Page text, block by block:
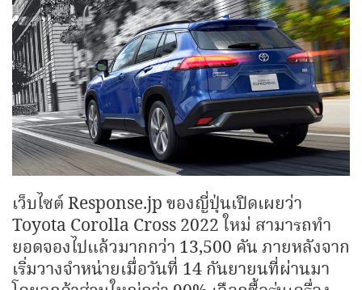
เว็บไซต์ Response.jp ของญี่ปุ่นเปิดเผยว่า
Toyota Corolla Cross 2022 ใหม่ สามารถทำ
ยอดจองไปแล้วมากกว่า 13,500 คัน ภายหลังจาก
เริ่มวางจำหน่ายเมื่อวันที่ 14 กันยายนที่ผ่านมา